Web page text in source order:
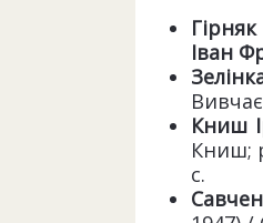
Іван
Книш
Книш;
с.